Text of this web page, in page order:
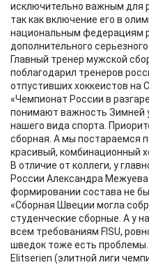
исключительно важным для
так как включение его в
национальным федерациям
дополнительного
Главный тренер мужской
поблагодарил тренеров
отпустивших хоккеистов на
«Чемпионат России в
понимают важность Зимней
нашего вида спорта.
сборная. А мы постараемся
красивый, комбинационный
В отличие от коллеги, у
России Александра
формировании состава не
«Сборная Швеции могла
студенческие сборные. А у
всем требованиям FISU,
шведок тоже есть
Elitserien (элитной лиги